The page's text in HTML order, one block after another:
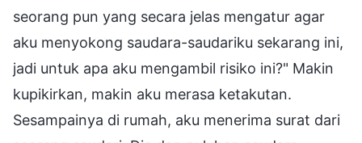
seorang pun yang secara jelas mengatur agar
aku menyokong saudara-saudariku sekarang ini,
jadi untuk apa aku mengambil risiko ini?" Makin
kupikirkan, makin aku merasa ketakutan.
Sesampainya di rumah, aku menerima surat dari